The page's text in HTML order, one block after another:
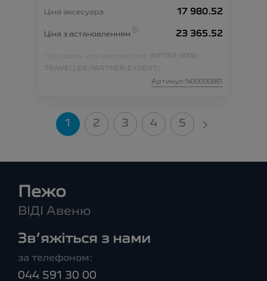
Ціна аксесуара 17 980.52
Ціна з встановленням 23 365.52
Підходить для автомобіля : RIFTER; 3008;
TRAVELLER; PARTNER; EXPERT;
Артикул:N00000861
1 2 3 4 5
Пежо
ВІДІ Авеню
Зв’яжіться з нами
за телефоном:
044 591 30 00